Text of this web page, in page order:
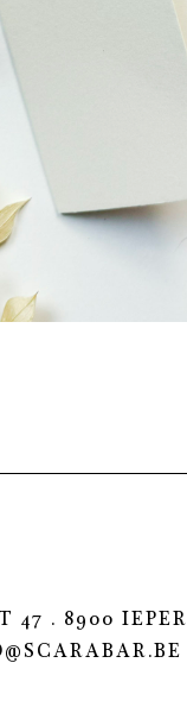
47 . 8900 IEPER